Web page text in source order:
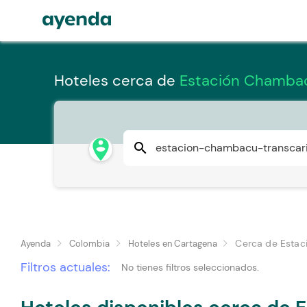
Hoteles cerca de Estación
person_pin_circle search
Ayenda Colombia Hoteles en Cartagena Cerca de
Filtros actuales: No tienes filtros seleccionados.